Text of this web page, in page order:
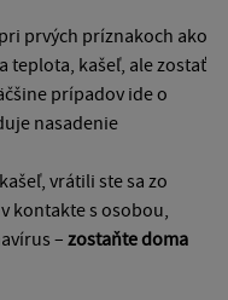
prvých príznakoch ako
teplota, kašeľ, ale zostať
prípadov ide o
nasadenie
kašeľ, vrátili ste sa zo
kontakte s osobou,
– zostaňte doma